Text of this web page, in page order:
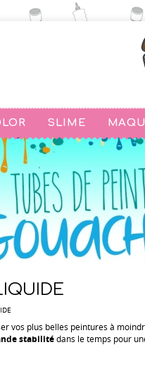
SLIME
vos plus belles peintures à
stabilitédans le temps pour